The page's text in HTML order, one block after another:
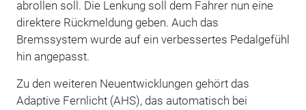
abrollen soll. Die Lenkung soll dem Fahrer nun eine
direktere Rückmeldung geben. Auch das
Bremssystem wurde auf ein verbessertes Pedalgefühl
hin angepasst.
Zu den weiteren Neuentwicklungen gehört das
Adaptive Fernlicht (AHS), das automatisch bei